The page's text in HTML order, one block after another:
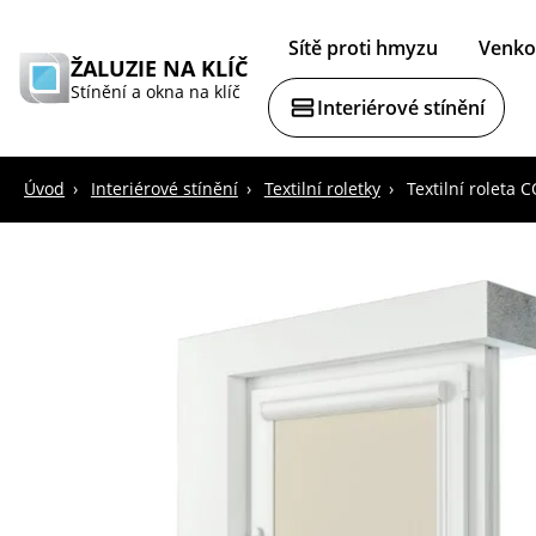
ŽALUZIE NA KLÍČ
Stínění a okna na klíč
Sítě proti hmyzu
Interiérové stínění
Úvod Interiérové stínění Textilní roletky Textilní roleta